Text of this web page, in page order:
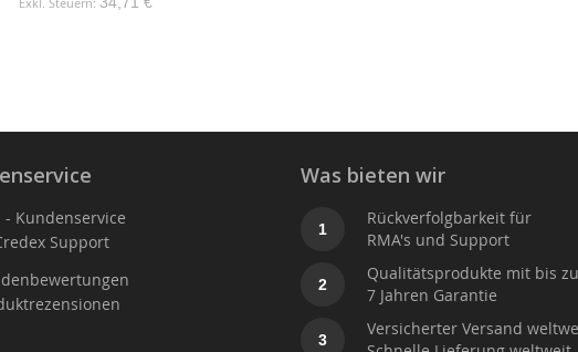
- Kundenservice
Support
Was bieten wir
1
Rückverfolgbarkeit für
RMA's und Support
2
Qualitätsprodukte mit bis zu
7 Jahren Garantie
3
Versicherter Versand